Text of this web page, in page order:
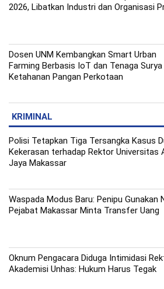
2026, Libatkan Industri dan Organisasi
Dosen UNM Kembangkan Smart Urban
Farming Berbasis IoT dan Tenaga
Ketahanan Pangan Perkotaan
KRIMINAL
Polisi Tetapkan Tiga Tersangka Kasus
Kekerasan terhadap Rektor Universitas
Jaya Makassar
Waspada Modus Baru: Penipu Gunakan
Pejabat Makassar Minta Transfer Uang
Oknum Pengacara Diduga Intimidasi
Akademisi Unhas: Hukum Harus Tegak